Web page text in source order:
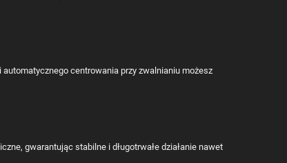
centrowania przy zwalnianiu możesz
gwarantując stabilne i długotrwałe działanie nawet